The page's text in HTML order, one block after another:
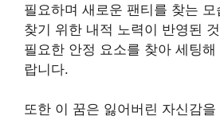
필요하며 새로운 팬티를 찾는
찾기 위한 내적 노력이 반영된
필요한 안정 요소를 찾아 세팅
랍니다.
또한 이 꿈은 잃어버린 자신감